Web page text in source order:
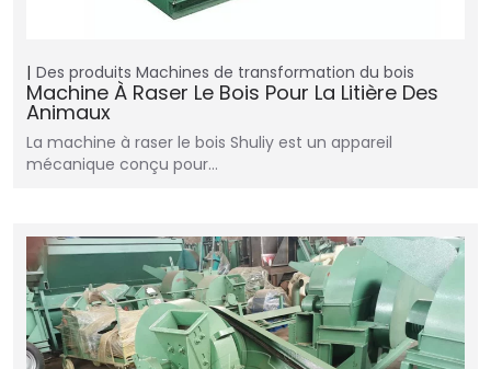
Des produits Machines de transformation du bois
Machine À Raser Le Bois Pour La Litière Des
Animaux
La machine à raser le bois Shuliy est un appareil
mécanique conçu pour…